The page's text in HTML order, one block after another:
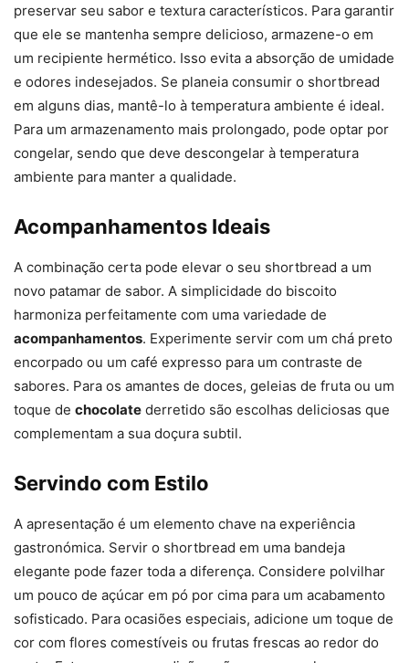
preservar seu sabor e textura característicos. Para garantir
que ele se mantenha sempre delicioso, armazene-o em
um recipiente hermético. Isso evita a absorção de umidade
e odores indesejados. Se planeia consumir o shortbread
em alguns dias, mantê-lo à temperatura ambiente é ideal.
Para um armazenamento mais prolongado, pode optar por
congelar, sendo que deve descongelar à temperatura
ambiente para manter a qualidade.
Acompanhamentos Ideais
A combinação certa pode elevar o seu shortbread a um
novo patamar de sabor. A simplicidade do biscoito
harmoniza perfeitamente com uma variedade de
acompanhamentos. Experimente servir com um chá preto
encorpado ou um café expresso para um contraste de
sabores. Para os amantes de doces, geleias de fruta ou um
toque de chocolate derretido são escolhas deliciosas que
complementam a sua doçura subtil.
Servindo com Estilo
A apresentação é um elemento chave na experiência
gastronómica. Servir o shortbread em uma bandeja
elegante pode fazer toda a diferença. Considere polvilhar
um pouco de açúcar em pó por cima para um acabamento
sofisticado. Para ocasiões especiais, adicione um toque de
cor com flores comestíveis ou frutas frescas ao redor do